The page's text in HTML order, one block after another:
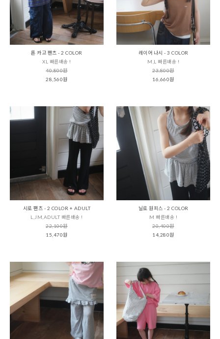
론 카고 팬츠 - 2 COLOR
XL 빠른배송 !
40,800원
28,560원
레이어 나시 - 3 COLOR
M,L 빠른배송 !
23,800원
16,660원
시로 팬츠 - 2 COLOR + ADULT
L,JM,ADULT 빠른배송 !
22,100원
15,470원
닐로 원피스 - 2 COLOR
M 빠른배송 !
20,400원
14,280원